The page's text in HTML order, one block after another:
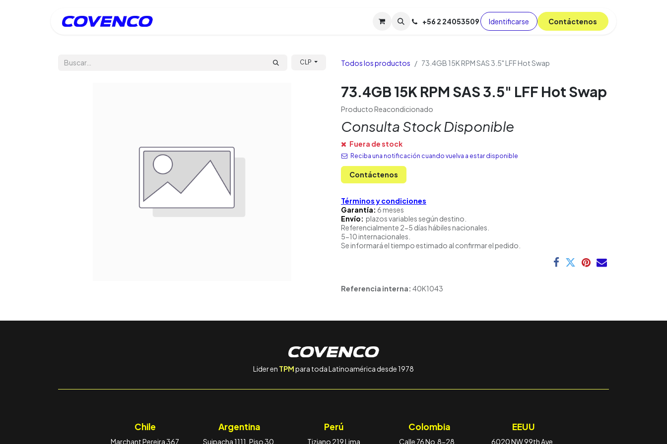
Soporte TPM (CL) Tienda Cursos Blog
+56 2 24053509 Identificarse C​​​​ont​​​​áct​​​​​​en​​​​​​os
CLP Todos los productos 73.4GB 15K RPM SAS 3.5" LFF Hot Swap
73.4GB 15K RPM SAS 3.5" LFF Hot Swap
Producto Reacondicionado
Consulta Stock Disponible
Fuera de stock
Reciba una notificación cuando vuelva a estar disponible
Contáctenos
Términos y condiciones
Garantía: 6 meses
Envío: plazos variables según destino.
Referencialmente 2-5 días hábiles nacionales.
5-10 internacionales.
Se informará el tiempo estimado al confirmar el pedido.
Referencia interna: 40K1043
Lider en TPMpara toda Latinoamérica desde 1978
Chile
Marchant Pereira 367
Argentina
Suipacha 1111, Piso 30,
Perú
Tiziano 219 Lima
Colombia
Calle 76 No.8-28,
EEUU
6020 NW 99th Ave